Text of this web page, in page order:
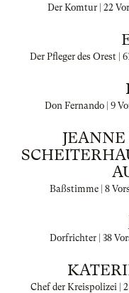
Der Komtur | 22
Der Pfleger des Orest |
Don Fernando | 9
Baßstimme | 8
Dorfrichter | 38
Chef der Kreispolizei |